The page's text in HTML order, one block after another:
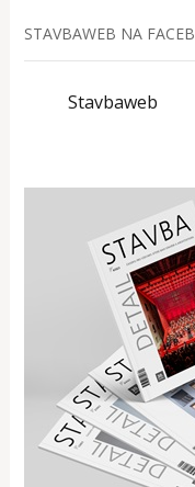
STAVBAWEB NA
Stavbaweb